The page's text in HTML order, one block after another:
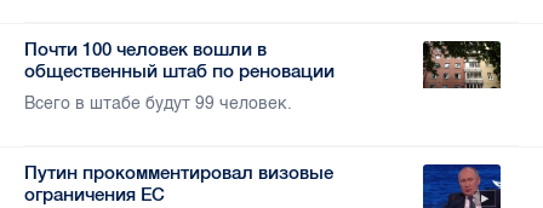
Почти 100 человек вошли в
общественный штаб по реновации
Всего в штабе будут 99 человек.
Путин прокомментировал визовые
ограничения ЕС